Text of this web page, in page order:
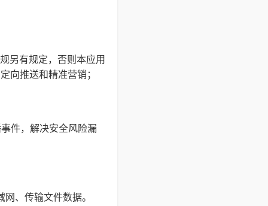
另有规定，否则本应用
向推送和精准营销；
件，解决安全风险漏
、传输文件数据。